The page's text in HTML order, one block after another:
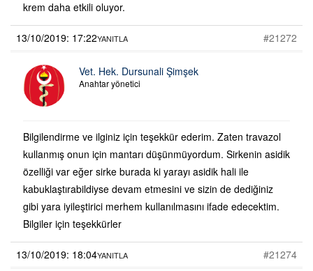
krem daha etkili oluyor.
13/10/2019: 17:22 #21272
YANITLA
Vet. Hek. Dursunali Şimşek
Anahtar yönetici
Bilgilendirme ve ilginiz için teşekkür ederim. Zaten travazol
kullanmış onun için mantarı düşünmüyordum. Sirkenin asidik
özelliği var eğer sirke burada ki yarayı asidik hali ile
kabuklaştırabildiyse devam etmesini ve sizin de dediğiniz
gibi yara iyileştirici merhem kullanılmasını ifade edecektim.
Bilgiler için teşekkürler
13/10/2019: 18:04 #21274
YANITLA